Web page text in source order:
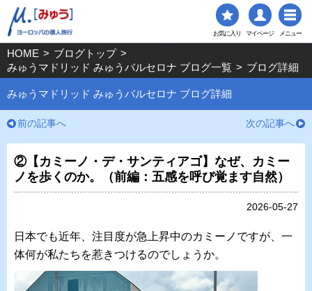
お気に入り マイページ メニュー
HOME > ブログトップ >
みゅうマドリッド みゅうバルセロナ ブログ一覧 > ブログ詳細
みゅうマドリッド みゅうバルセロナ ブログ詳細
前の記事へ 次の記事へ
②【カミーノ・デ・サンティアゴ】なぜ、カミー
ノを歩くのか。（前編：五感を呼び覚ます自然）
2026-05-27
日本でも近年、注目度が急上昇中のカミーノですが、一
体何が私たちを惹きつけるのでしょうか。